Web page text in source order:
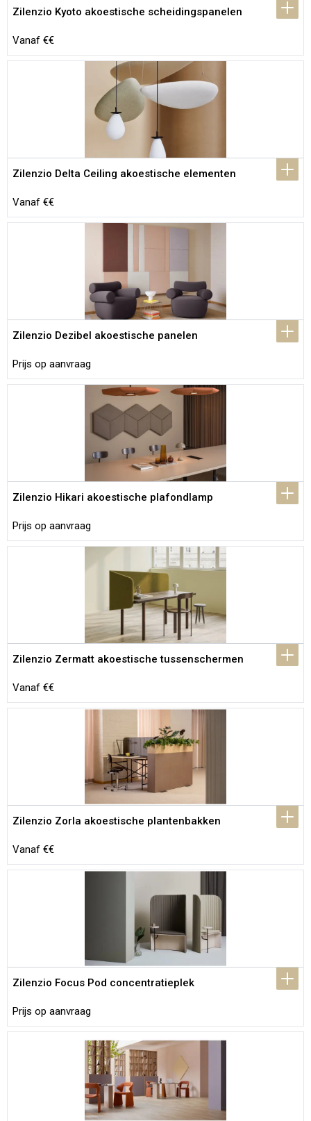
Zilenzio Kyoto akoestische scheidingspanelen
Vanaf €€
Zilenzio Delta Ceiling akoestische elementen
Vanaf €€
Zilenzio Dezibel akoestische panelen
Prijs op aanvraag
Zilenzio Hikari akoestische plafondlamp
Prijs op aanvraag
Zilenzio Zermatt akoestische tussenschermen
Vanaf €€
Zilenzio Zorla akoestische plantenbakken
Vanaf €€
Zilenzio Focus Pod concentratieplek
Prijs op aanvraag